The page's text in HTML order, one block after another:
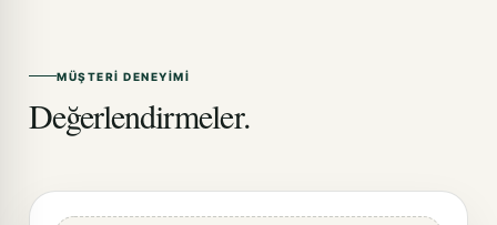
MÜŞTERI DENEYIMI
Değerlendirmeler.